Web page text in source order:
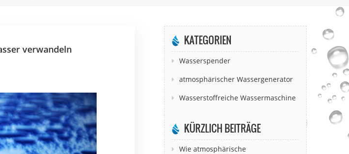
verwandeln
KATEGORIEN
Wasserspender
atmosphärischer Wassergenerator
Wasserstoffreiche Wassermaschine
KÜRZLICH BEITRÄGE
Wie atmosphärische